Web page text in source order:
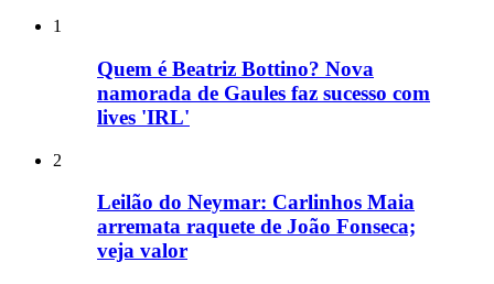
1
Quem é Beatriz Bottino? Nova
namorada de Gaules faz sucesso com
lives 'IRL'
2
Leilão do Neymar: Carlinhos Maia
arremata raquete de João Fonseca;
veja valor